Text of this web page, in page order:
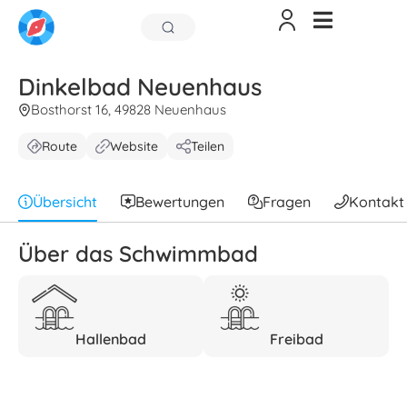
Dinkelbad Neuenhaus
Bosthorst 16, 49828 Neuenhaus
Route Website Teilen
Übersicht Bewertungen Fragen Kontakt
Über das Schwimmbad
Hallenbad Freibad